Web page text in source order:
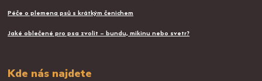
Péče o plemena psů s krátkým čenichem
Jaké oblečené pro psa zvolit – bundu, mikinu nebo svetr?
Kde nás najdete